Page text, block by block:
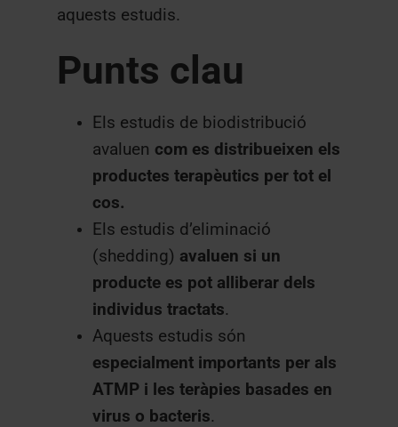
aquests estudis.
Punts clau
Els estudis de biodistribució
avaluen com es distribueixen els
productes terapèutics per tot el
cos.
Els estudis d’eliminació
(shedding) avaluen si un
producte es pot alliberar dels
individus tractats.
Aquests estudis són
especialment importants per als
ATMP i les teràpies basades en
virus o bacteris.